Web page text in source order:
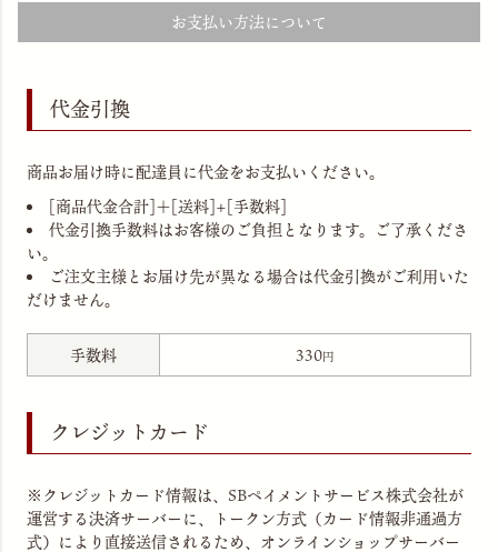
お支払い方法について
代金引換
商品お届け時に配達員に代金をお支払いください。
[商品代金合計]＋[送料]+[手数料]
代金引換手数料はお客様のご負担となります。ご了承くださ
い。
ご注文主様とお届け先が異なる場合は代金引換がご利用いた
だけません。
手数料 330
クレジットカード
※クレジットカード情報は、SBペイメントサービス株式会社が
運営する決済サーバーに、トークン方式（カード情報非通過方
式）により直接送信されるため、オンラインショップサーバー